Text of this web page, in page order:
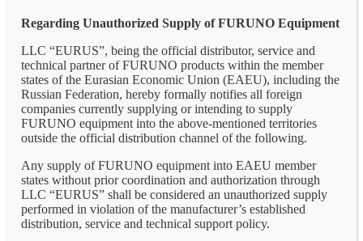
Regarding Unauthorized Supply of FURUNO Equipment
LLC “EURUS”, being the official distributor, service and
technical partner of FURUNO products within the member
states of the Eurasian Economic Union (EAEU), including the
Russian Federation, hereby formally notifies all foreign
companies currently supplying or intending to supply
FURUNO equipment into the above-mentioned territories
outside the official distribution channel of the following.
Any supply of FURUNO equipment into EAEU member
states without prior coordination and authorization through
LLC “EURUS” shall be considered an unauthorized supply
performed in violation of the manufacturer’s established
distribution, service and technical support policy.